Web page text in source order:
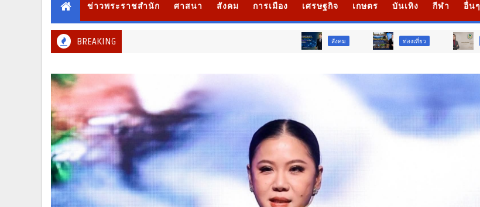
ข่าวพระราชสำนัก ศาสนา สังคม การเมือง เศรษฐกิจ เกษตร บันเทิง กีฬา อื่นๆ
BREAKING ท่องเที่ยว ท่องเที่ยว